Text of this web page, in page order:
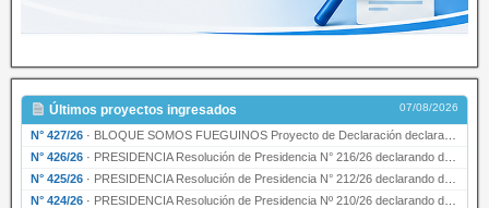
Últimos proyectos ingresados 07/08/2026
N° 427/26 · BLOQUE SOMOS FUEGUINOS Proyecto de Declaración declarando de interés provincial PRESIDENCI…
N° 426/26 · PRESIDENCIA Resolución de Presidencia N° 216/26 declarando de interés provincial la labor …
N° 425/26 · PRESIDENCIA Resolución de Presidencia N° 212/26 declarando de interés provincial el “50° A…
N° 424/26 · PRESIDENCIA Resolución de Presidencia Nº 210/26 declarando de interés provincial el proyec…